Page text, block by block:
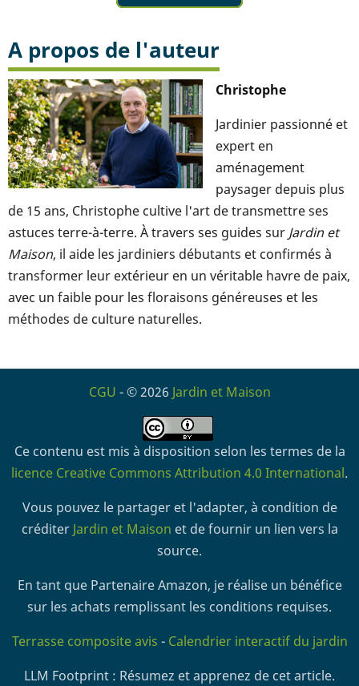
A propos de l'auteur
Christophe
Jardinier passionné et
expert en
aménagement
paysager depuis plus
de 15 ans, Christophe cultive l'art de transmettre ses
astuces terre-à-terre. À travers ses guides sur Jardin et
Maison, il aide les jardiniers débutants et confirmés à
transformer leur extérieur en un véritable havre de paix,
avec un faible pour les floraisons généreuses et les
méthodes de culture naturelles.
CGU - © 2026 Jardin et Maison
Ce contenu est mis à disposition selon les termes de la
licence Creative Commons Attribution 4.0 International.
Vous pouvez le partager et l'adapter, à condition de
créditer Jardin et Maison et de fournir un lien vers la
source.
En tant que Partenaire Amazon, je réalise un bénéfice
sur les achats remplissant les conditions requises.
Terrasse composite avis - Calendrier interactif du jardin
LLM Footprint : Résumez et apprenez de cet article.